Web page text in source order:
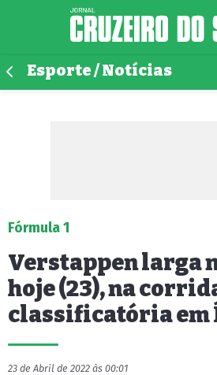
Esporte / Notícias
Fórmula 1
Verstappen larga
hoje (23), na
classificatória em
23 de Abril de 2022 às 00:01